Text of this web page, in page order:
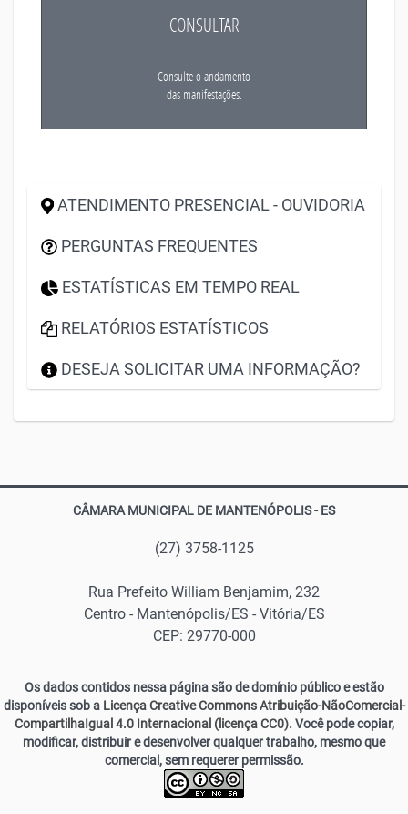
CONSULTAR
Consulte o andamento
das manifestações.
ATENDIMENTO PRESENCIAL - OUVIDORIA
PERGUNTAS FREQUENTES
ESTATÍSTICAS EM TEMPO REAL
RELATÓRIOS ESTATÍSTICOS
DESEJA SOLICITAR UMA INFORMAÇÃO?
CÂMARA MUNICIPAL DE MANTENÓPOLIS - ES
(27) 3758-1125
Rua Prefeito William Benjamim, 232
Centro - Mantenópolis/ES - Vitória/ES
CEP: 29770-000
Os dados contidos nessa página são de domínio público e estão
disponíveis sob a Licença Creative Commons Atribuição-NãoComercial-
CompartilhaIgual 4.0 Internacional (licença CC0). Você pode copiar,
modificar, distribuir e desenvolver qualquer trabalho, mesmo que
comercial, sem requerer permissão.